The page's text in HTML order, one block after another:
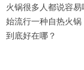
火锅很多人都说容
始流行一种自热火
到底好在哪？